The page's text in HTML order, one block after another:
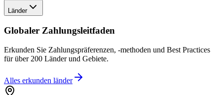
Länder
Globaler Zahlungsleitfaden
Erkunden Sie Zahlungspräferenzen, -methoden und Best Practices
für über 200 Länder und Gebiete.
Alles erkunden länder